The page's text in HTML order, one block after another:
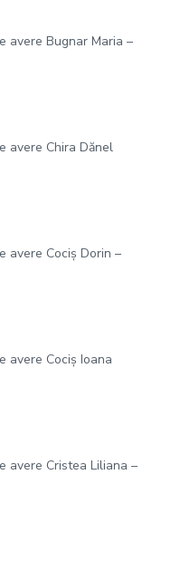
avere Bugnar Maria –
avere Chira Dănel
avere Cociș Dorin –
avere Cociș Ioana
avere Cristea Liliana –